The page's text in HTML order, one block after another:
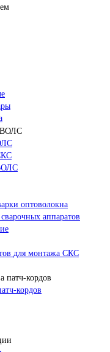
оптоволокна
аппаратов
для монтажа СКС
кордов